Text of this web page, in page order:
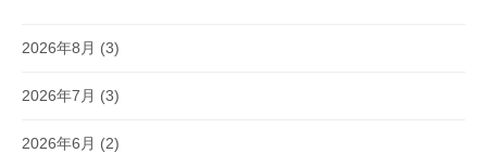
2026年8月 (3)
2026年7月 (3)
2026年6月 (2)